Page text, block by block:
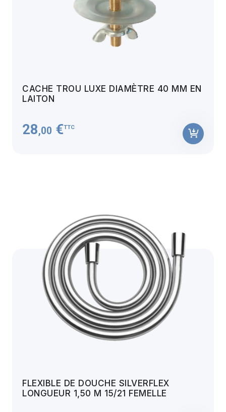
CACHE TROU LUXE DIAMÈTRE 40 MM EN
LAITON
28,00 €TTC
FLEXIBLE DE DOUCHE SILVERFLEX
LONGUEUR 1,50 M 15/21 FEMELLE